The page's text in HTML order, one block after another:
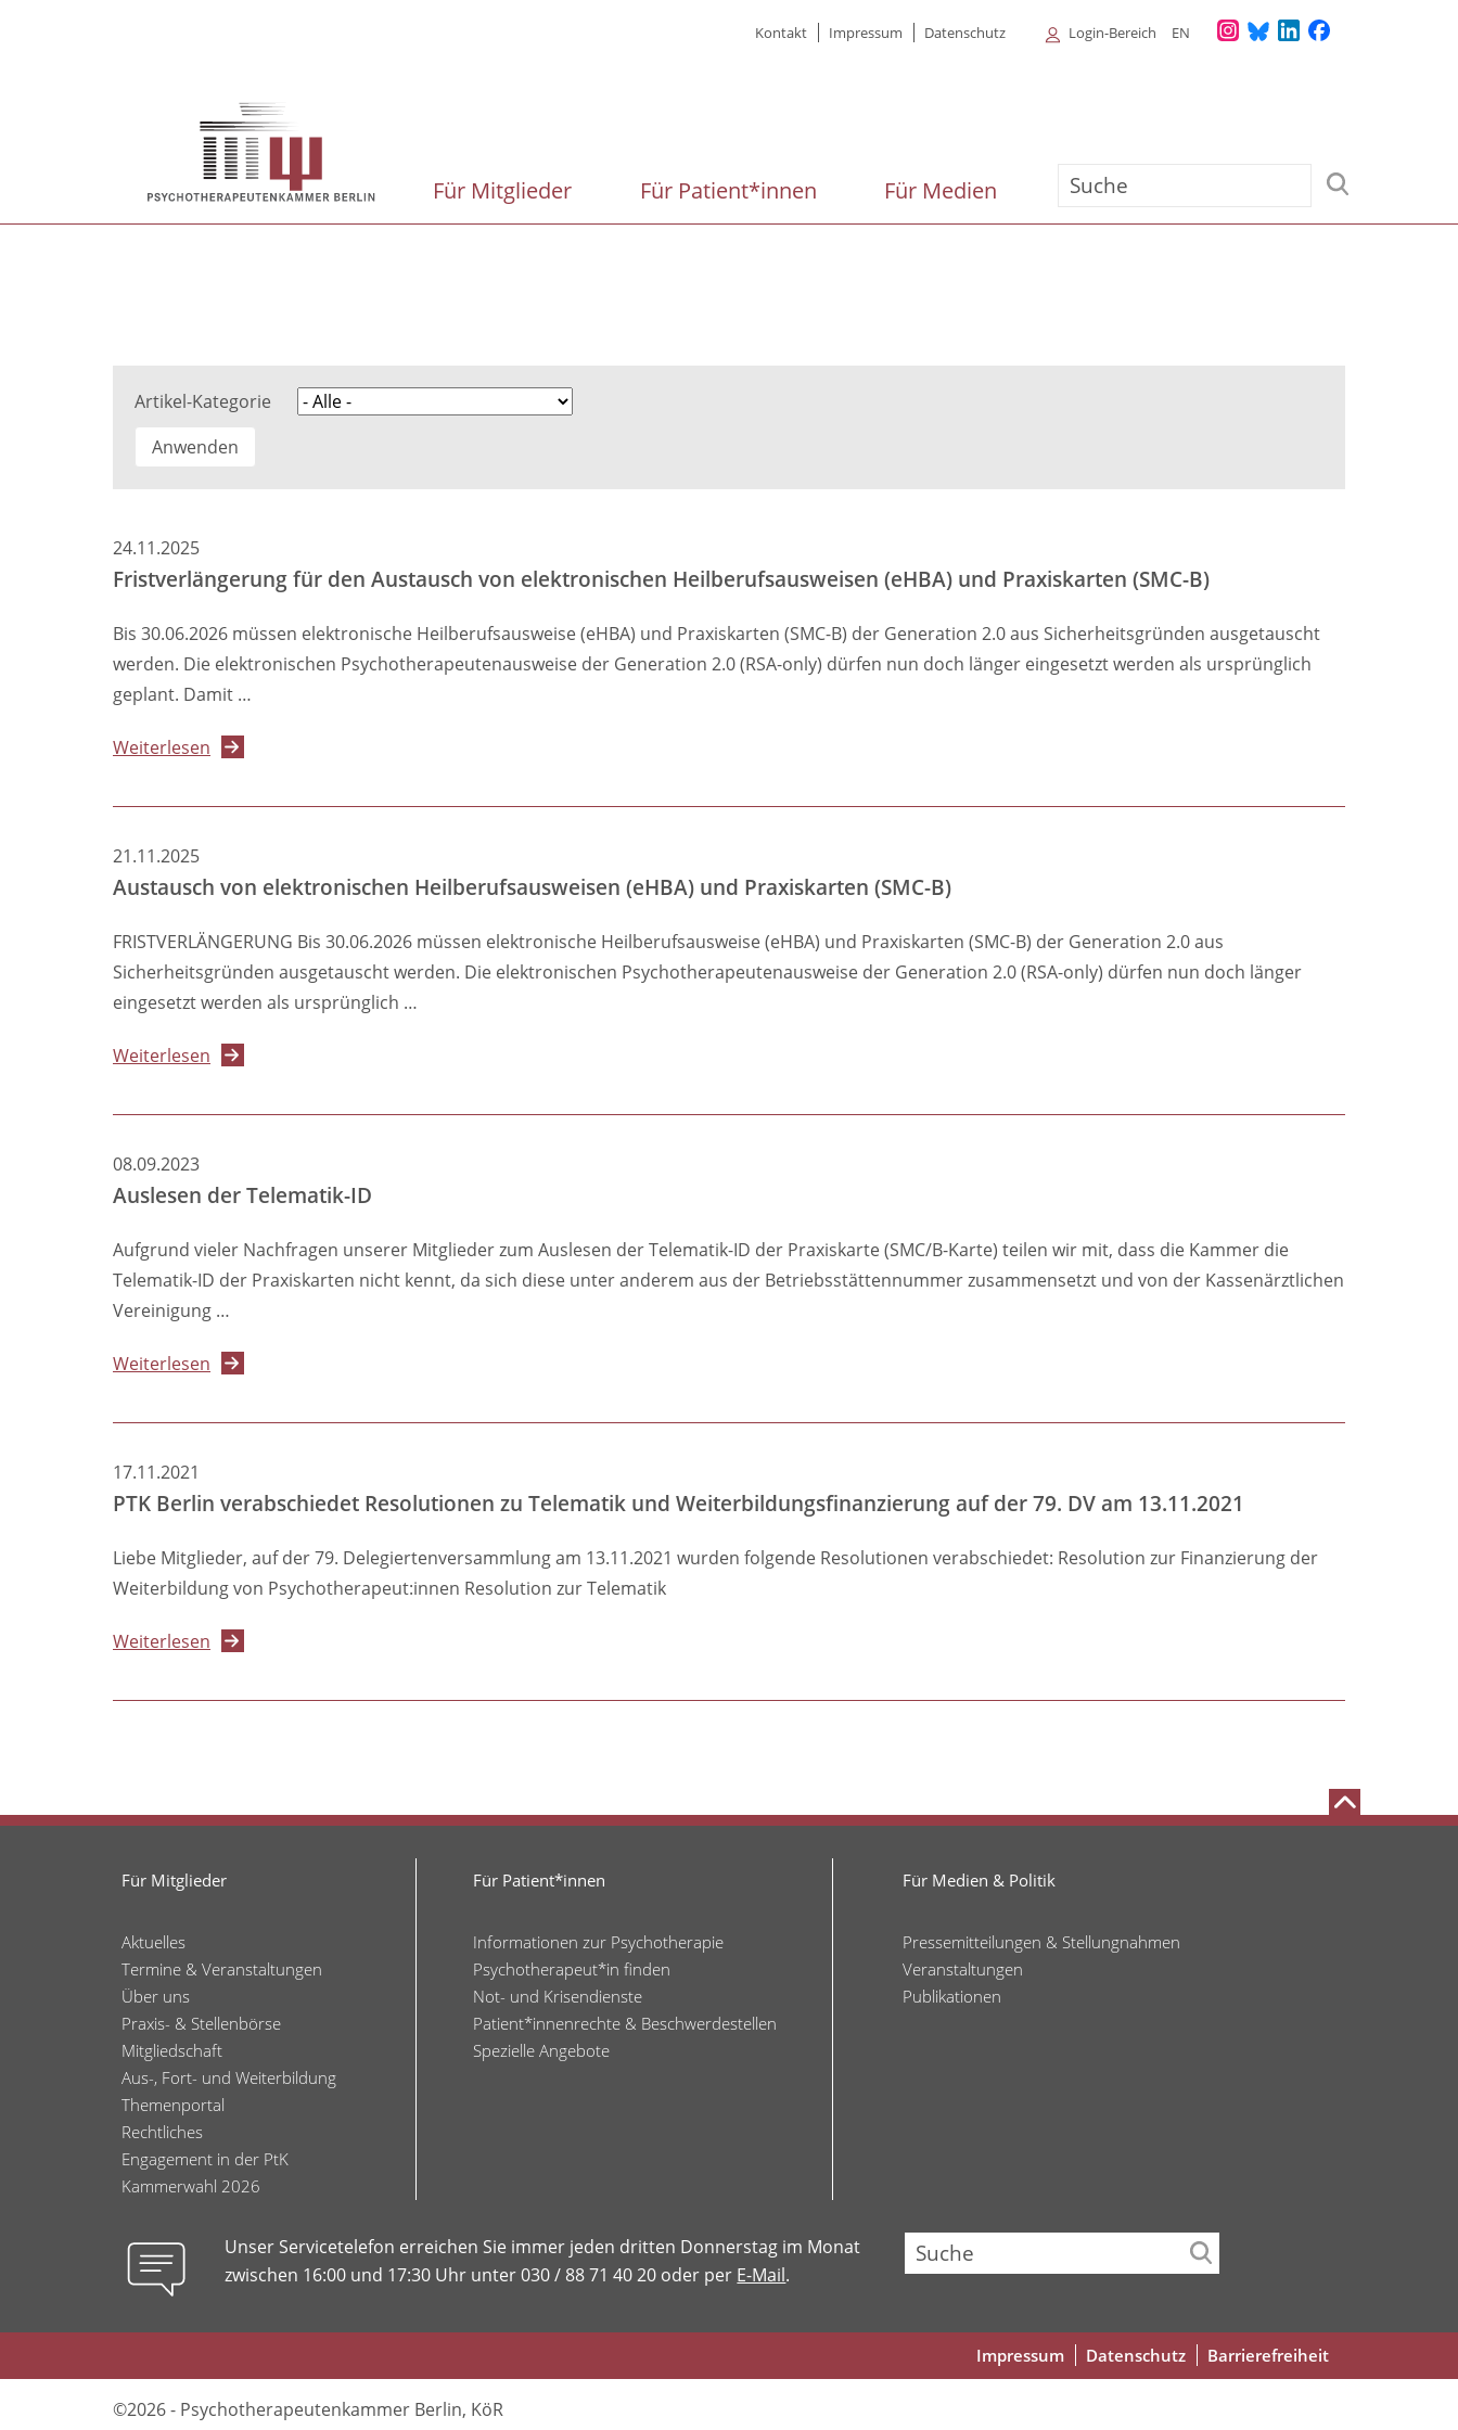
Meta
Kontakt Impressum Datenschutz
LoginLogin-Bereich EN
Für Mitglieder Für Patient*innen Für Medien Suche
Artikel-Kategorie
24.11.2025
Fristverlängerung für den Austausch von elektronischen Heilberufsausweisen (eHBA) und Praxiskarten (SMC-B)
Bis 30.06.2026 müssen elektronische Heilberufsausweise (eHBA) und Praxiskarten (SMC-B) der Generation 2.0 aus Sicherheitsgründen ausgetauscht
werden. Die elektronischen Psychotherapeutenausweise der Generation 2.0 (RSA-only) dürfen nun doch länger eingesetzt werden als ursprünglich
geplant. Damit …
Weiterlesen über
für
von
(eHBA)
Praxiskarten
B)
21.11.2025
Austausch von elektronischen Heilberufsausweisen (eHBA) und Praxiskarten (SMC-B)
FRISTVERLÄNGERUNG Bis 30.06.2026 müssen elektronische Heilberufsausweise (eHBA) und Praxiskarten (SMC-B) der Generation 2.0 aus
Sicherheitsgründen ausgetauscht werden. Die elektronischen Psychotherapeutenausweise der Generation 2.0 (RSA-only) dürfen nun doch länger
eingesetzt werden als ursprünglich …
Weiterlesen über
von
(eHBA)
Praxiskarten
B)
08.09.2023
Auslesen der Telematik-ID
Aufgrund vieler Nachfragen unserer Mitglieder zum Auslesen der Telematik-ID der Praxiskarte (SMC/B-Karte) teilen wir mit, dass die Kammer die
Telematik-ID der Praxiskarten nicht kennt, da sich diese unter anderem aus der Betriebsstättennummer zusammensetzt und von der Kassenärztlichen
Vereinigung …
Weiterlesen über
der
17.11.2021
PTK Berlin verabschiedet Resolutionen zu Telematik und Weiterbildungsfinanzierung auf der 79. DV am 13.11.2021
Liebe Mitglieder, auf der 79. Delegiertenversammlung am 13.11.2021 wurden folgende Resolutionen verabschiedet: Resolution zur Finanzierung der
Weiterbildung von Psychotherapeut:innen Resolution zur Telematik
Weiterlesen über
Berlin
Telematik
Weiterbildungsfinanzierung
79.
am
13.11.2021
Für Mitglieder
Aktuelles
Termine & Veranstaltungen
Über uns
Praxis- & Stellenbörse
Mitgliedschaft
Aus-, Fort- und Weiterbildung
Themenportal
Rechtliches
Engagement in der PtK
Kammerwahl 2026
Für Patient*innen
Informationen zur Psychotherapie
Psychotherapeut*in finden
Not- und Krisendienste
Patient*innenrechte & Beschwerdestellen
Spezielle Angebote
Für Medien & Politik
Pressemitteilungen & Stellungnahmen
Veranstaltungen
Publikationen
Unser Servicetelefon erreichen Sie immer jeden dritten Donnerstag im Monat
zwischen 16:00 und 17:30 Uhr unter 030 / 88 71 40 20 oder per E-Mail.
Suche
Fußbereichsmenü
Impressum Datenschutz Barrierefreiheit
©2026 - Psychotherapeutenkammer Berlin, KöR